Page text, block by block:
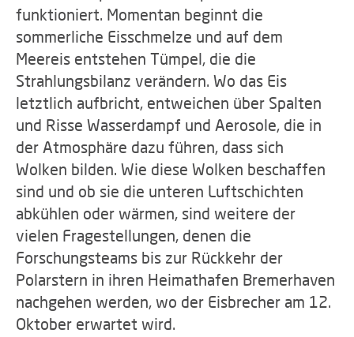
funktioniert. Momentan beginnt die
sommerliche Eisschmelze und auf dem
Meereis entstehen Tümpel, die die
Strahlungsbilanz verändern. Wo das Eis
letztlich aufbricht, entweichen über Spalten
und Risse Wasserdampf und Aerosole, die in
der Atmosphäre dazu führen, dass sich
Wolken bilden. Wie diese Wolken beschaffen
sind und ob sie die unteren Luftschichten
abkühlen oder wärmen, sind weitere der
vielen Fragestellungen, denen die
Forschungsteams bis zur Rückkehr der
Polarstern in ihren Heimathafen Bremerhaven
nachgehen werden, wo der Eisbrecher am 12.
Oktober erwartet wird.